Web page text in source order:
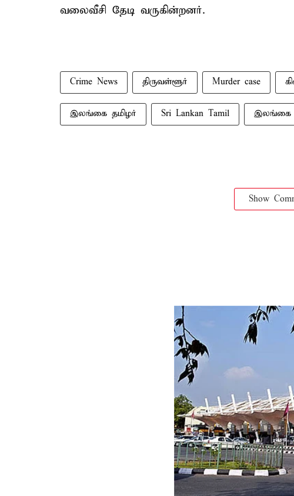
வலைவீசி தேடி வருகின்றனர்.
Crime News திருவள்ளூர் Murder case
இலங்கை தமிழர் Sri Lankan Tamil இலங்கை
Show